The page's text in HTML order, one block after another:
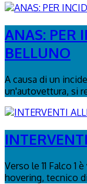
ANAS: PER
BELLUNO
A causa di un
un'autovettura, si
Verso le 11 Falco
hovering, tecnico